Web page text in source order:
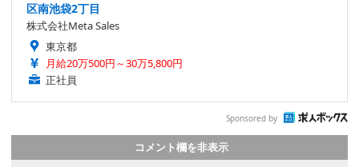
区南池袋2丁目
株式会社Meta Sales
東京都
月給20万500円～30万5,800円
正社員
Sponsored by
コメント欄を非表示